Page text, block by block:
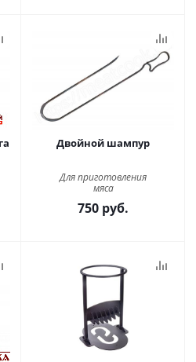
Двойной шампур
Для приготовления
мяса
750 руб.